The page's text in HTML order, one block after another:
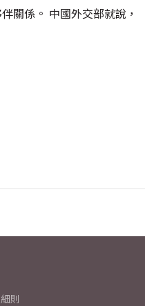
關係。 中國外交部就說，
則